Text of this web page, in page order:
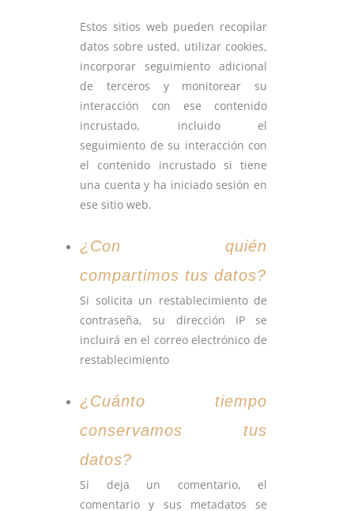
Estos sitios web pueden recopilar
datos sobre usted, utilizar cookies,
incorporar seguimiento adicional
de terceros y monitorear su
interacción con ese contenido
incrustado, incluido el
seguimiento de su interacción con
el contenido incrustado si tiene
una cuenta y ha iniciado sesión en
ese sitio web.
¿Con quién
compartimos tus datos?
Si solicita un restablecimiento de
contraseña, su dirección IP se
incluirá en el correo electrónico de
restablecimiento
¿Cuánto tiempo
conservamos tus
datos?
Si deja un comentario, el
comentario y sus metadatos se